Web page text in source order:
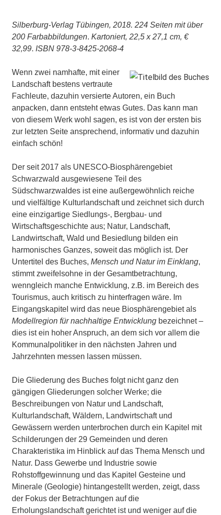
Silberburg-Verlag Tübingen, 2018. 224 Seiten mit über
200 Farbabbildungen. Kartoniert, 22,5 x 27,1 cm, €
32,99. ISBN 978-3-8425-2068-4
Wenn zwei namhafte, mit einer
Landschaft bestens vertraute
Fachleute, dazuhin versierte Autoren, ein Buch
anpacken, dann entsteht etwas Gutes. Das kann man
von diesem Werk wohl sagen, es ist von der ersten bis
zur letzten Seite ansprechend, informativ und dazuhin
einfach schön!
Der seit 2017 als UNESCO-Biosphärengebiet
Schwarzwald ausgewiesene Teil des
Südschwarzwaldes ist eine außergewöhnlich reiche
und vielfältige Kulturlandschaft und zeichnet sich durch
eine einzigartige Siedlungs-, Bergbau- und
Wirtschaftsgeschichte aus; Natur, Landschaft,
Landwirtschaft, Wald und Besiedlung bilden ein
harmonisches Ganzes, soweit das möglich ist. Der
Untertitel des Buches, Mensch und Natur im Einklang,
stimmt zweifelsohne in der Gesamtbetrachtung,
wenngleich manche Entwicklung, z.B. im Bereich des
Tourismus, auch kritisch zu hinterfragen wäre. Im
Eingangskapitel wird das neue Biosphärengebiet als
Modellregion für nachhaltige Entwicklung bezeichnet –
dies ist ein hoher Anspruch, an dem sich vor allem die
Kommunalpolitiker in den nächsten Jahren und
Jahrzehnten messen lassen müssen.
Die Gliederung des Buches folgt nicht ganz den
gängigen Gliederungen solcher Werke; die
Beschreibungen von Natur und Landschaft,
Kulturlandschaft, Wäldern, Landwirtschaft und
Gewässern werden unterbrochen durch ein Kapitel mit
Schilderungen der 29 Gemeinden und deren
Charakteristika im Hinblick auf das Thema Mensch und
Natur. Dass Gewerbe und Industrie sowie
Rohstoffgewinnung und das Kapitel Gesteine und
Minerale (Geologie) hintangestellt werden, zeigt, dass
der Fokus der Betrachtungen auf die
Erholungslandschaft gerichtet ist und weniger auf die